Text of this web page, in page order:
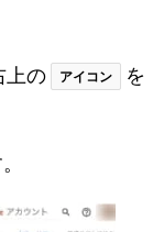
上の アイコン
を